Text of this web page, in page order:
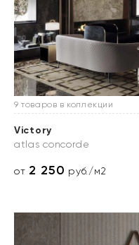
9 товаров в коллекции
Victory
atlas concorde
от 2 250 руб./м2